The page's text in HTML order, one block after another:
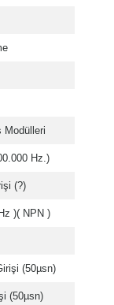
Modülleri
Hz.)
(?)
)( NPN )
(50µsn)
(50µsn)